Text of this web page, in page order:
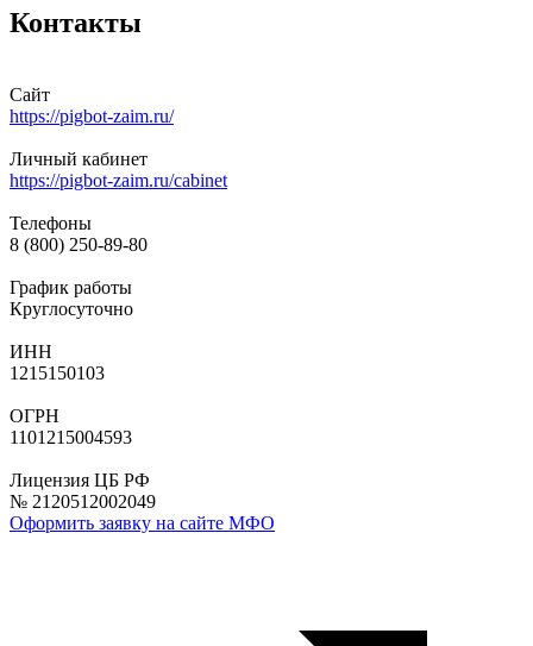
Контакты
Сайт
https://pigbot-zaim.ru/
Личный кабинет
https://pigbot-zaim.ru/cabinet
Телефоны
8 (800) 250-89-80
График работы
Круглосуточно
ИНН
1215150103
ОГРН
1101215004593
Лицензия ЦБ РФ
№ 2120512002049
Оформить заявку на сайте МФО